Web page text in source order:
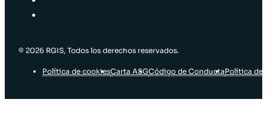
© 2026 RGIS, Todos los derechos reservados.
Política de cookiesCarta ASGCódigo de ConductaPolítica de